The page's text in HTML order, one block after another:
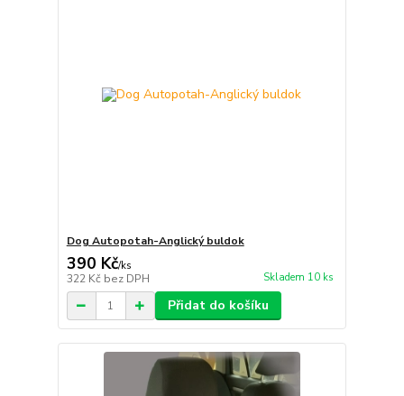
Dog Autopotah-Anglický buldok
390 Kč/ks
322 Kč bez DPH Skladem 10 ks
Přidat do košíku